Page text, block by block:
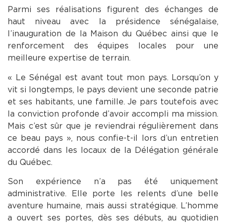
Parmi ses réalisations figurent des échanges de
haut niveau avec la présidence sénégalaise,
l’inauguration de la Maison du Québec ainsi que le
renforcement des équipes locales pour une
meilleure expertise de terrain.
« Le Sénégal est avant tout mon pays. Lorsqu’on y
vit si longtemps, le pays devient une seconde patrie
et ses habitants, une famille. Je pars toutefois avec
la conviction profonde d’avoir accompli ma mission.
Mais c’est sûr que je reviendrai régulièrement dans
ce beau pays », nous confie-t-il lors d’un entretien
accordé dans les locaux de la Délégation générale
du Québec.
Son expérience n’a pas été uniquement
administrative. Elle porte les relents d’une belle
aventure humaine, mais aussi stratégique. L’homme
a ouvert ses portes, dès ses débuts, au quotidien